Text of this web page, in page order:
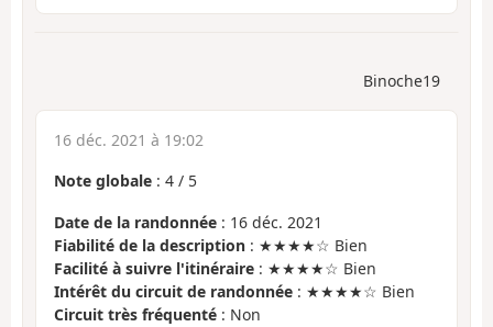
Binoche19
16 déc. 2021 à 19:02
Note globale : 4 / 5
Date de la randonnée : 16 déc. 2021
Fiabilité de la description : ★★★★☆ Bien
Facilité à suivre l'itinéraire : ★★★★☆ Bien
Intérêt du circuit de randonnée : ★★★★☆ Bien
Circuit très fréquenté : Non